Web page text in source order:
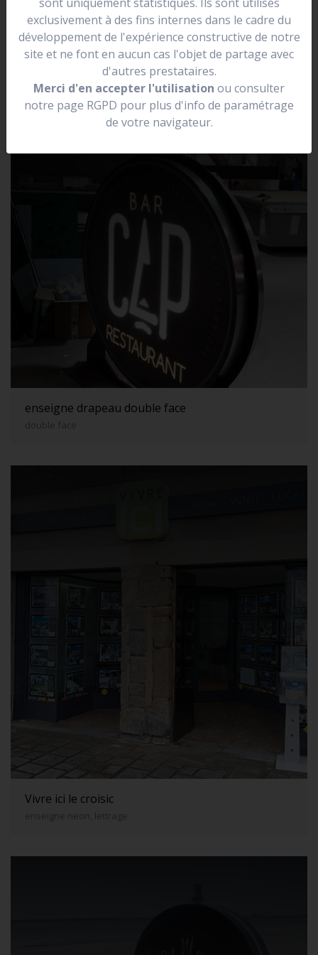
se situer dans une rue.
Elle peut être lumineuse, non lumineuse, prendre la
forme de votre logo.
enseigne drapeau double face
double face
Vivre ici le croisic
enseigne neon, lettrage
exclusivement à des fins internes dans le cadre du
développement de l'expérience constructive de notre
site et ne font en aucun cas l'objet de partage avec
d'autres prestataires.
Merci d'en accepter l'utilisation ou consulter
notre page RGPD pour plus d'info de paramétrage
de votre navigateur.